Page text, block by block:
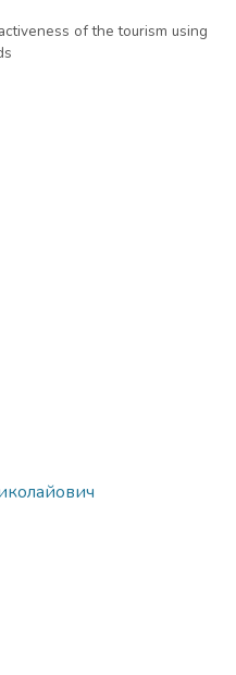
of the tourism using